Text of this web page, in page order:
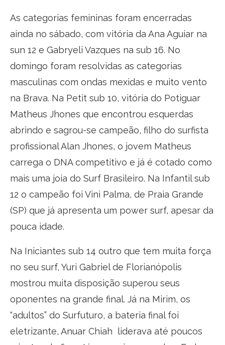
As categorias femininas foram encerradas
ainda no sábado, com vitória da Ana Aguiar na
sun 12 e Gabryeli Vazques na sub 16. No
domingo foram resolvidas as categorias
masculinas com ondas mexidas e muito vento
na Brava. Na Petit sub 10, vitória do Potiguar
Matheus Jhones que encontrou esquerdas
abrindo e sagrou-se campeão, filho do surfista
profissional Alan Jhones, o jovem Matheus
carrega o DNA competitivo e já é cotado como
mais uma joia do Surf Brasileiro. Na Infantil sub
12 o campeão foi Vini Palma, de Praia Grande
(SP) que já apresenta um power surf, apesar da
pouca idade.
Na Iniciantes sub 14 outro que tem muita força
no seu surf, Yuri Gabriel de Florianópolis
mostrou muita disposição superou seus
oponentes na grande final. Já na Mirim, os
“adultos” do Surfuturo, a bateria final foi
eletrizante, Anuar Chiah liderava até poucos